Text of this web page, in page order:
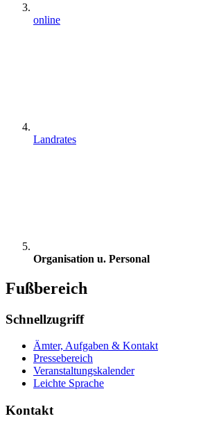
online
Landrates
Organisation u. Personal
Fußbereich
Schnellzugriff
Ämter, Aufgaben & Kontakt
Pressebereich
Veranstaltungskalender
Leichte Sprache
Kontakt